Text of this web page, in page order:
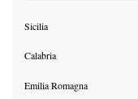
Sicilia
Calabria
Emilia Romagna